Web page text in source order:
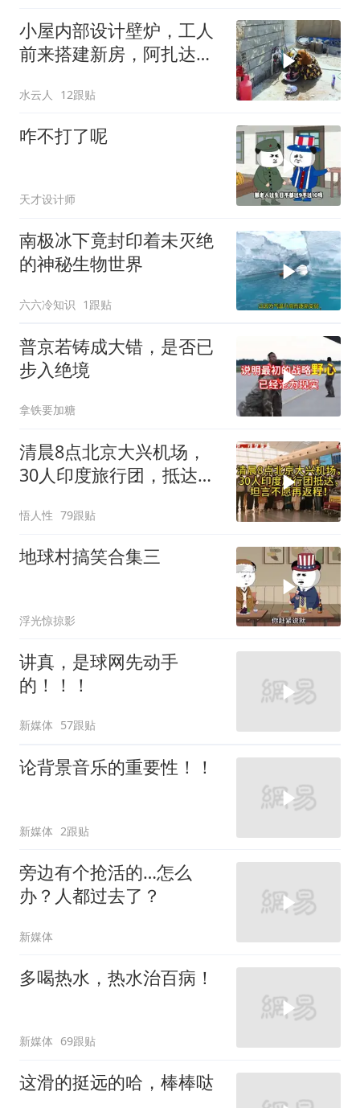
小屋内部设计壁炉，工人
前来搭建新房，阿扎达思
水云人 12跟贴
咋不打了呢
天才设计师
南极冰下竟封印着未灭绝
的神秘生物世界
六六冷知识 1跟贴
普京若铸成大错，是否已
步入绝境
拿铁要加糖
清晨8点北京大兴机场，
30人印度旅行团，抵达，
悟人性 79跟贴
地球村搞笑合集三
浮光惊掠影
讲真，是球网先动手
的！！！
新媒体 57跟贴
论背景音乐的重要性！！
新媒体 2跟贴
旁边有个抢活的…怎么
办？人都过去了？
新媒体
多喝热水，热水治百病！
新媒体 69跟贴
这滑的挺远的哈，棒棒哒